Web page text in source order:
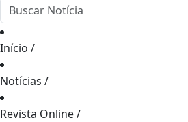
Início /
Notícias /
Revista Online/